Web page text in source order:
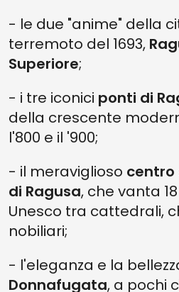
- le due "anime" della
terremoto del 1693,
Superiore;
- i tre iconici ponti di
della crescente
l'800 e il '900;
- il meraviglioso centro
di Ragusa, che vanta
Unesco tra cattedrali,
nobiliari;
- l'eleganza e la
Donnafugata, a pochi